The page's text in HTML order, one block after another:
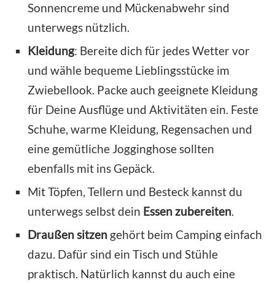
Sonnencreme und Mückenabwehr sind
unterwegs nützlich.
Kleidung: Bereite dich für jedes Wetter vor
und wähle bequeme Lieblingsstücke im
Zwiebellook. Packe auch geeignete Kleidung
für Deine Ausflüge und Aktivitäten ein. Feste
Schuhe, warme Kleidung, Regensachen und
eine gemütliche Jogginghose sollten
ebenfalls mit ins Gepäck.
Mit Töpfen, Tellern und Besteck kannst du
unterwegs selbst dein Essen zubereiten.
Draußen sitzen gehört beim Camping einfach
dazu. Dafür sind ein Tisch und Stühle
praktisch. Natürlich kannst du auch eine